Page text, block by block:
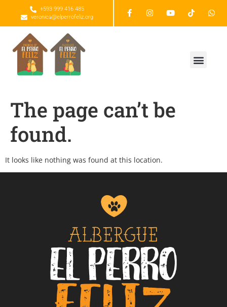
+593 999 416 485
veronica@elperrofeliz.org
The page can’t be
found.
It looks like nothing was found at this location.